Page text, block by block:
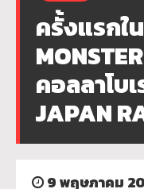
ครั้งแรกใ
คอลลาโบ
JAPAN
9 พฤษภาคม